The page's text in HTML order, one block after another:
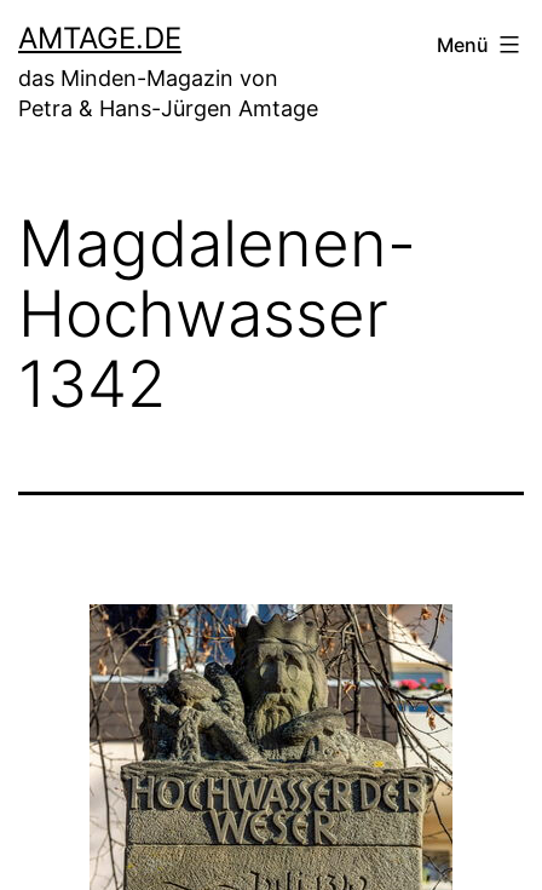
Zum
Inhalt
springen
AMTAGE.DE
das Minden-Magazin von
Petra & Hans-Jürgen Amtage
Menü
Magdalenen-
Hochwasser
1342